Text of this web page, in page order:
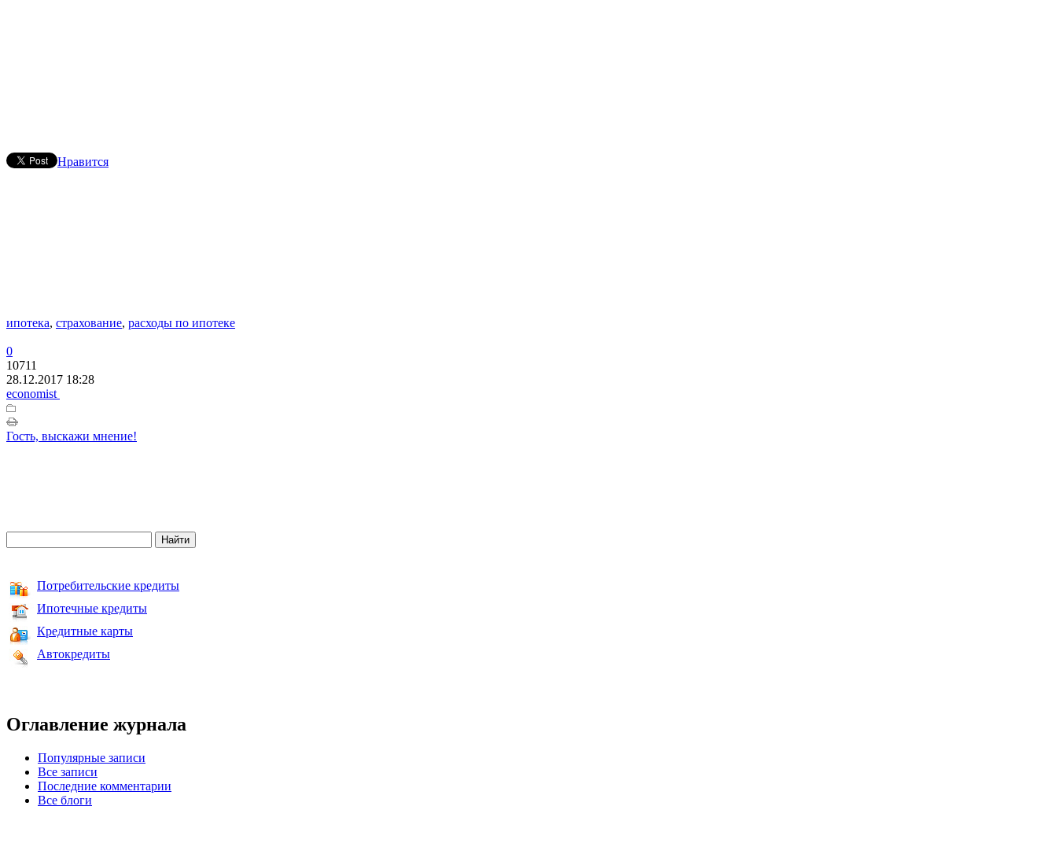
Нравится
ипотека, страхование, расходы по ипотеке
0
10711
28.12.2017 18:28
economist
Гость, выскажи мнение!
Потребительские кредиты
Ипотечные кредиты
Кредитные карты
Автокредиты
Оглавление журнала
Популярные записи
Все записи
Последние комментарии
Все блоги